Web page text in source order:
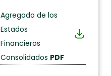
Agregado de los
Estados
Financieros
Consolidados PDF